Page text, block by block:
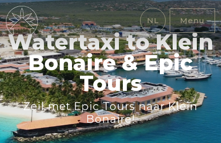
NL Menu
Watertaxi to Klein
Bonaire & Epic
Tours
Zeil met Epic Tours naar Klein
Bonaire!